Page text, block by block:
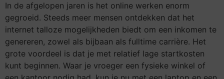
In de afgelopen jaren is het online werken enorm
gegroeid. Steeds meer mensen ontdekken dat het
internet talloze mogelijkheden biedt om een inkomen te
genereren, zowel als bijbaan als fulltime carrière. Het
grote voordeel is dat je met relatief lage startkosten
kunt beginnen. Waar je vroeger een fysieke winkel of